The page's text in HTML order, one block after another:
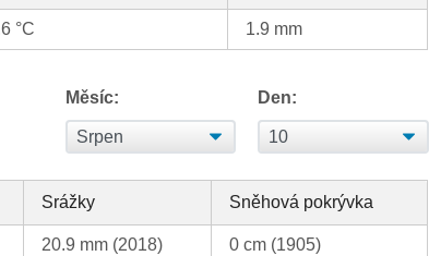
°C 1.9 mm
Měsíc: Den:
Srážky Sněhová pokrývka
20.9 mm (2018) 0 cm (1905)